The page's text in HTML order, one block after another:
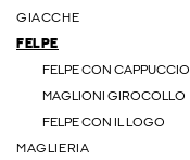
GIACCHE
FELPE
FELPE CON CAPPUCCIO
MAGLIONI GIROCOLLO
FELPE CON IL LOGO
MAGLIERIA